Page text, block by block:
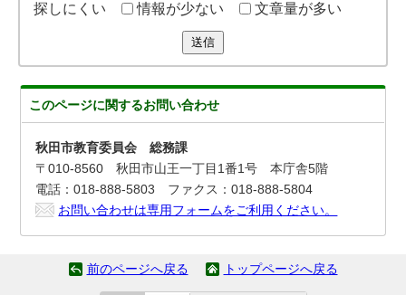
探しにくい
情報が少ない 文章量が多い
送信
このページに関するお問い合わせ
秋田市教育委員会 総務課
〒010-8560 秋田市山王一丁目1番1号 本庁舎5階
電話：018-888-5803 ファクス：018-888-5804
お問い合わせは専用フォームをご利用ください。
前のページへ戻る トップページへ戻る